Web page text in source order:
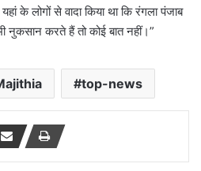
के लोगों से वादा किया था कि रंगला पंजाब
नुकसान करते हैं तो कोई बात नहीं।”
top-news